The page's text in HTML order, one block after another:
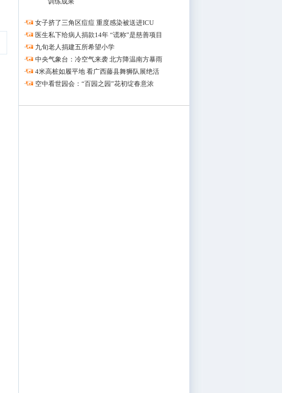
·
女子挤了三角区痘痘 重度感染被送进ICU
·
医生私下给病人捐款14年 “谎称”是慈善项目
·
九旬老人捐建五所希望小学
·
中央气象台：冷空气来袭 北方降温南方暴雨
·
4米高桩如履平地 看广西藤县舞狮队展绝活
·
空中看世园会：“百园之园”花初绽春意浓